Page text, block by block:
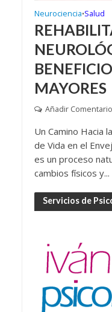
Neurociencia•Salud
MAYORES
Añadir Comentario
Un Camino Hacia
de Vida en el
es un proceso
cambios físicos y...
Servicios de